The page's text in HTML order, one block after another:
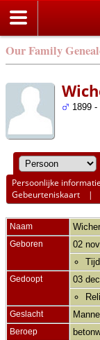
Our Family
1899
Persoonlijke informatie
Gebeurteniskaart
Naam Wicher
Geboren 02
Gedoopt 03
Geslacht
Beroep